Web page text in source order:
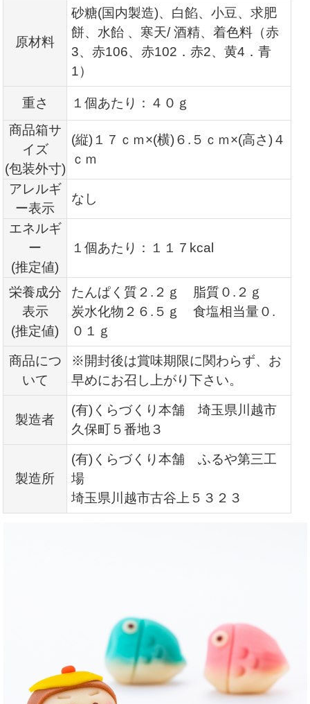
原材料
砂糖(国内製造)、白餡、小豆、求肥
餅、水飴 、寒天/ 酒精、着色料（赤
3、赤106、赤102．赤2、黄4．青
1）
重さ
１個あたり：４０ｇ
商品箱サ
イズ
(包装外寸)
(縦)１７ｃｍ×(横)６. ５ｃｍ×(高さ)４
ｃｍ
アレルギ
ー表示
なし
エネルギ
ー
(推定値)
１個あたり：１１７kcal
栄養成分
表示
(推定値)
たんぱく質２.２ｇ 脂質０.２ｇ
炭水化物２６.５ｇ 食塩相当量０.
０１ｇ
商品につ
いて
※開封後は賞味期限に関わらず、お
早めにお召し上がり下さい。
製造者
(有)くらづくり本舗 埼玉県川越市
久保町５番地３
製造所
(有)くらづくり本舗 ふるや第三工
場
埼玉県川越市古谷上５３２３